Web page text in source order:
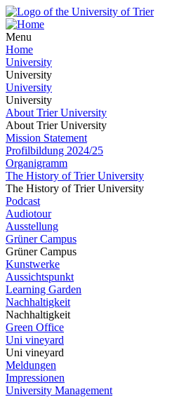
Menu
Home
University
University
University
University
About Trier University
About Trier University
Mission Statement
Profilbildung 2024/25
Organigramm
The History of Trier University
The History of Trier University
Podcast
Audiotour
Ausstellung
Grüner Campus
Grüner Campus
Kunstwerke
Aussichtspunkt
Learning Garden
Nachhaltigkeit
Nachhaltigkeit
Green Office
Uni vineyard
Uni vineyard
Meldungen
Impressionen
University Management